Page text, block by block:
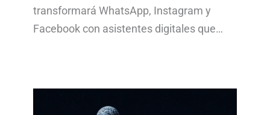
transformará WhatsApp, Instagram y
Facebook con asistentes digitales que…